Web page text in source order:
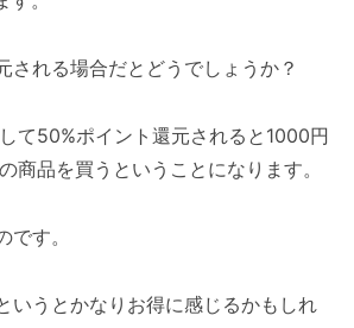
される場合だとどうでしょうか？
て50%ポイント還元されると1000円
商品を買うということになります。
す。
いうとかなりお得に感じるかもしれ